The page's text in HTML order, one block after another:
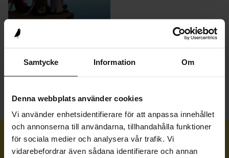
Samtycke Information Om
Denna webbplats använder cookies
Vi använder enhetsidentifierare för att anpassa innehållet
och annonserna till användarna, tillhandahålla funktioner
för sociala medier och analysera vår trafik. Vi
vidarebefordrar även sådana identifierare och annan
Nyheter
Europa
Kunskap